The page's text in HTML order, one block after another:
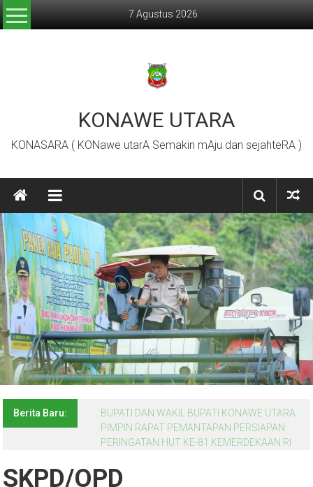
7 Agustus 2026
KONAWE UTARA
KONASARA ( KONawe utarA Semakin mAju dan sejahteRA )
Berita Baru:
BUPATI DAN WAKIL BUPATI KONAWE UTARA
PIMPIN RAPAT PEMANTAPAN PERSIAPAN
PERINGATAN HUT KE-81 KEMERDEKAAN RI
SKPD/OPD